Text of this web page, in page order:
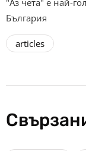
България
articles